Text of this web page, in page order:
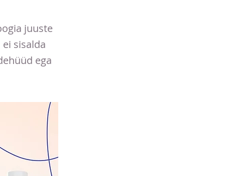
juuste
sisalda
ega